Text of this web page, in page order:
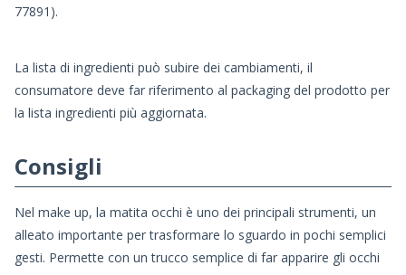
77891).
La lista di ingredienti può subire dei cambiamenti, il
consumatore deve far riferimento al packaging del prodotto per
la lista ingredienti più aggiornata.
Consigli
Nel make up, la matita occhi è uno dei principali strumenti, un
alleato importante per trasformare lo sguardo in pochi semplici
gesti. Permette con un trucco semplice di far apparire gli occhi